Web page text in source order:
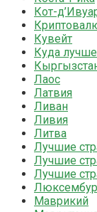
Кот-
Кувейт
Куда
Лаос
Латвия
Ливан
Ливия
Литва
Лучшие
Лучшие
Лучшие
Маврикий